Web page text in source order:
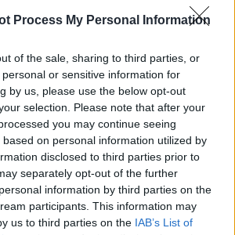
Process My Personal Information
of the sale, sharing to third parties, or
or sensitive information for
by us, please use the below opt-out
selection. Please note that after your
you may continue seeing
on personal information utilized by
disclosed to third parties prior to
separately opt-out of the further
information by third parties on the
participants. This information may
us to third parties on the IAB’s List of
utazó méretű
a GLAMOUR